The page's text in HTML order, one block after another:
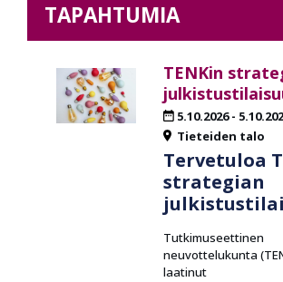
TAPAHTUMIA
TENKin
5.10.2026-
Tieteiden talo
Tervetuloa
strategian
Tutkimuseettinen
neuvottelukunta
laatinut